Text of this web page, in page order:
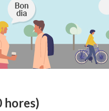
hores)